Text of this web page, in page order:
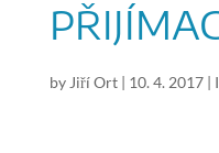
by Jiří Ort| 10. 4. 2017|